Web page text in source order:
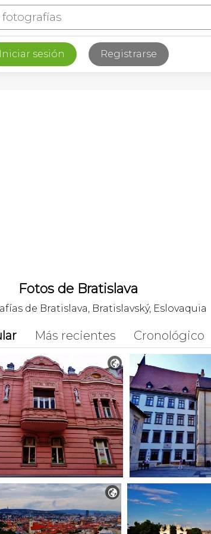
Iniciar sesión Registrarse
Fotos de Bratislava
de Bratislava, Bratislavský, Eslovaquia
Más recientes Cronológico

